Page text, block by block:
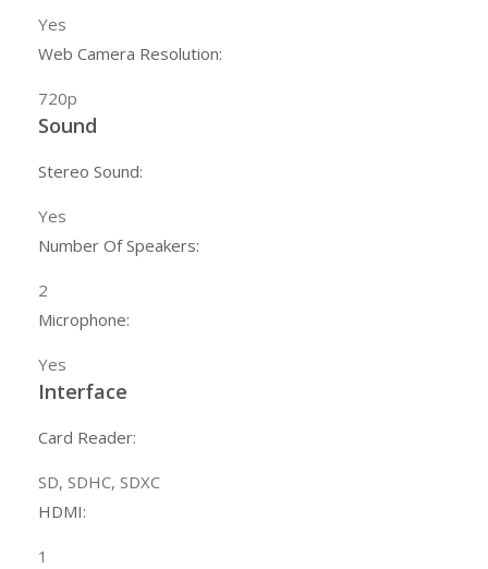
Yes
Web Camera Resolution:
720p
Sound
Stereo Sound:
Yes
Number Of Speakers:
2
Microphone:
Yes
Interface
Card Reader:
SD, SDHC, SDXC
HDMI:
1